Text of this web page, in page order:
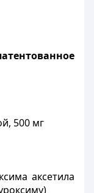
500 мг
аксетила